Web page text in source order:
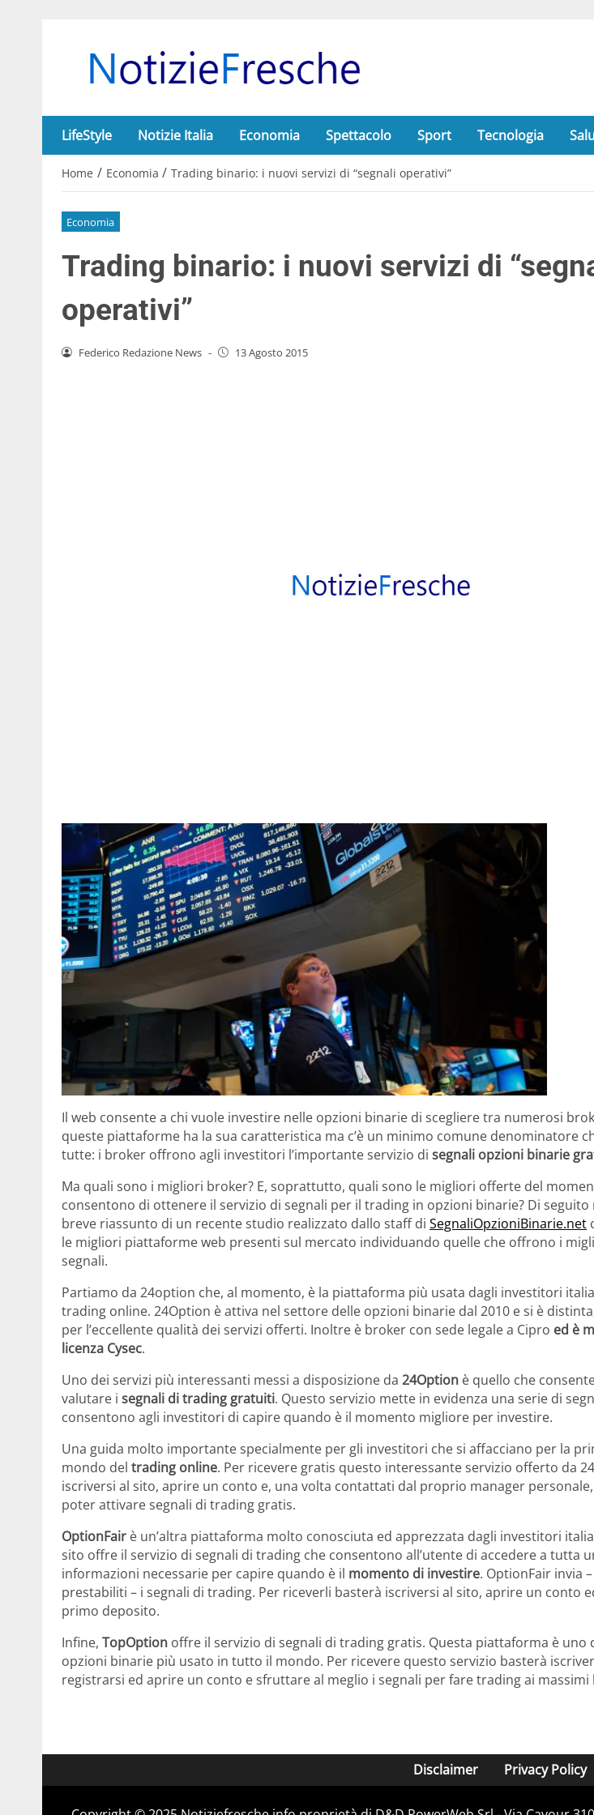
LifeStyle Notizie Italia Economia Spettacolo Sport Tecnologia
Home / Economia / Trading binario: i nuovi servizi di “segnali operativi”
Economia
Trading binario: i nuovi servizi di
operativi”
Federico Redazione News - 13 Agosto 2015
Il web consente a chi vuole investire nelle opzioni binarie di scegliere tra numerosi
queste piattaforme ha la sua caratteristica ma c’è un minimo comune denominatore
tutte: i broker offrono agli investitori l’importante servizio di segnali opzioni binarie
Ma quali sono i migliori broker? E, soprattutto, quali sono le migliori offerte del
consentono di ottenere il servizio di segnali per il trading in opzioni binarie? Di
breve riassunto di un recente studio realizzato dallo staff di SegnaliOpzioniBinarie.net
le migliori piattaforme web presenti sul mercato individuando quelle che offrono i
segnali.
Partiamo da 24option che, al momento, è la piattaforma più usata dagli investitori
trading online. 24Option è attiva nel settore delle opzioni binarie dal 2010 e si è
per l’eccellente qualità dei servizi offerti. Inoltre è broker con sede legale a Cipro ed è
licenza Cysec.
Uno dei servizi più interessanti messi a disposizione da 24Option è quello che
valutare i segnali di trading gratuiti. Questo servizio mette in evidenza una serie di
consentono agli investitori di capire quando è il momento migliore per investire.
Una guida molto importante specialmente per gli investitori che si affacciano per la
mondo del trading online. Per ricevere gratis questo interessante servizio offerto da
iscriversi al sito, aprire un conto e, una volta contattati dal proprio manager
poter attivare segnali di trading gratis.
OptionFair è un’altra piattaforma molto conosciuta ed apprezzata dagli investitori
sito offre il servizio di segnali di trading che consentono all’utente di accedere a tutta
informazioni necessarie per capire quando è il momento di investire. OptionFair invia
prestabiliti – i segnali di trading. Per riceverli basterà iscriversi al sito, aprire un conto
primo deposito.
Infine, TopOption offre il servizio di segnali di trading gratis. Questa piattaforma è uno
opzioni binarie più usato in tutto il mondo. Per ricevere questo servizio basterà
registrarsi ed aprire un conto e sfruttare al meglio i segnali per fare trading ai massimi
Disclaimer Privacy Policy